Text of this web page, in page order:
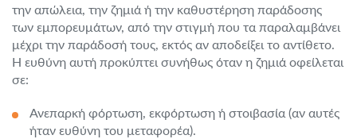
την απώλεια, την ζημιά ή την καθυστέρηση παράδοσης
των εμπορευμάτων, από την στιγμή που τα παραλαμβάνει
μέχρι την παράδοσή τους, εκτός αν αποδείξει το αντίθετο.
Η ευθύνη αυτή προκύπτει συνήθως όταν η ζημιά οφείλεται
σε:
Ανεπαρκή φόρτωση, εκφόρτωση ή στοιβασία (αν αυτές
ήταν ευθύνη του μεταφορέα).